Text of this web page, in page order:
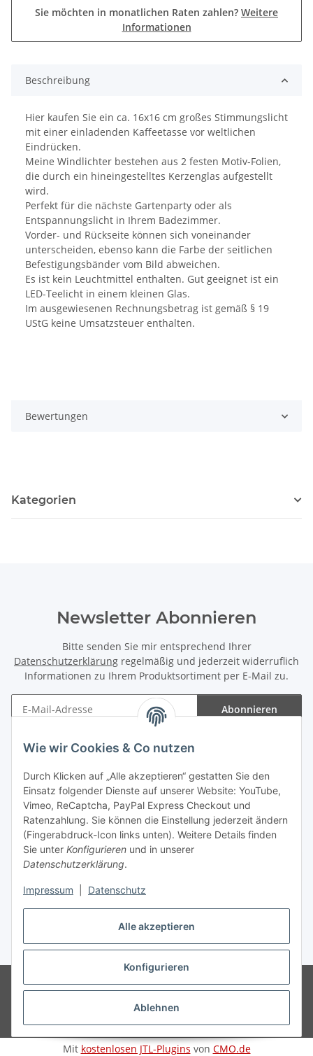
Alle akzeptieren
Konfigurieren
Ablehnen
Wie wir Cookies & Co nutzen
Durch Klicken auf „Alle akzeptieren“ gestatten Sie den
Einsatz folgender Dienste auf unserer Website: YouTube,
Vimeo, ReCaptcha, PayPal Express Checkout und
Ratenzahlung. Sie können die Einstellung jederzeit ändern
(Fingerabdruck-Icon links unten). Weitere Details finden
Sie unter Konfigurieren und in unserer
Datenschutzerklärung.
Impressum Datenschutz
Sie möchten in monatlichen Raten zahlen? Weitere
Informationen
Beschreibung
Hier kaufen Sie ein ca. 16x16 cm großes Stimmungslicht
mit einer einladenden Kaffeetasse vor weltlichen
Eindrücken.
Meine Windlichter bestehen aus 2 festen Motiv-Folien,
die durch ein hineingestelltes Kerzenglas aufgestellt
wird.
Perfekt für die nächste Gartenparty oder als
Entspannungslicht in Ihrem Badezimmer.
Vorder- und Rückseite können sich voneinander
unterscheiden, ebenso kann die Farbe der seitlichen
Befestigungsbänder vom Bild abweichen.
Es ist kein Leuchtmittel enthalten. Gut geeignet ist ein
LED-Teelicht in einem kleinen Glas.
Im ausgewiesenen Rechnungsbetrag ist gemäß § 19
UStG keine Umsatzsteuer enthalten.
Bewertungen
Kategorien
Newsletter Abonnieren
Bitte senden Sie mir entsprechend Ihrer
Datenschutzerklärung regelmäßig und jederzeit widerruflich
Informationen zu Ihrem Produktsortiment per E-Mail zu.
Abonnieren
Gesetzliche Informationen
Vertrag widerrufen
* Gemäß §19 UStG wird keine Umsatzsteuer berechnet, zzgl.Versand
© Wohlgefühl für Körper & Seele by Sabine Werner Besucherzähler:
794695 Endpreis zzgl. Versandkosten, gemäß §19 UStG wird keine
Umsatzsteuer berechnet.
Mit kostenlosen JTL-Plugins von CMO.de